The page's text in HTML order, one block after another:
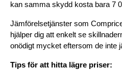
kan samma skydd kosta bara 7
Jämförelsetjänster som
hjälper dig att enkelt se
onödigt mycket eftersom de inte
Tips för att hitta lägre priser: